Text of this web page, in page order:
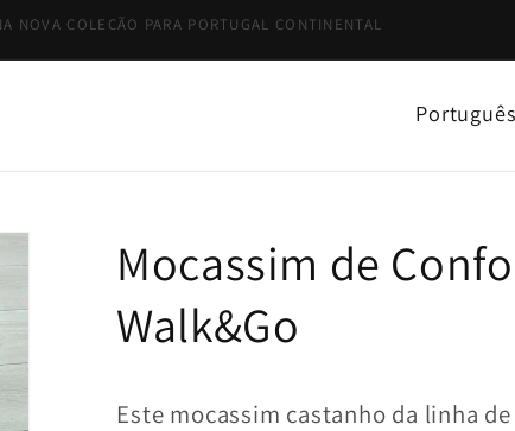
BEM-VINDA À NOSSA LOJA!
m
a
Mocassim de
Walk&Go
Este mocassim castanho da linha